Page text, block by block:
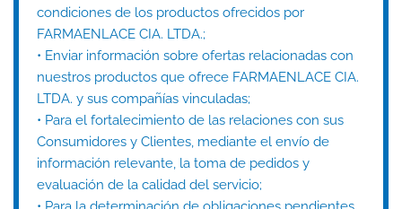
condiciones de los productos ofrecidos por
FARMAENLACE CIA. LTDA.;
• Enviar información sobre ofertas relacionadas con
nuestros productos que ofrece FARMAENLACE CIA.
LTDA. y sus compañías vinculadas;
• Para el fortalecimiento de las relaciones con sus
Consumidores y Clientes, mediante el envío de
información relevante, la toma de pedidos y
evaluación de la calidad del servicio;